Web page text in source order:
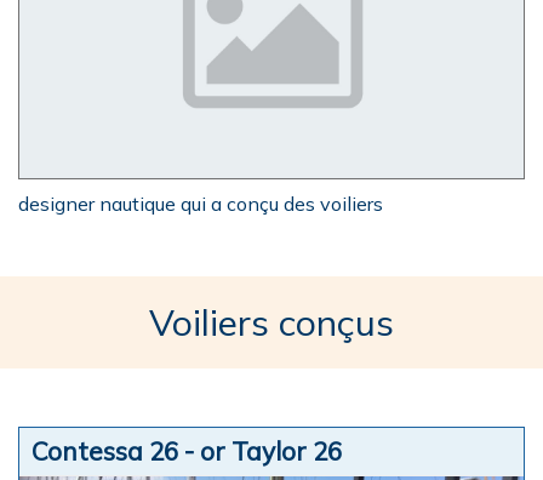
designer nautique qui a conçu des voiliers
Voiliers conçus
Contessa 26 - or Taylor 26